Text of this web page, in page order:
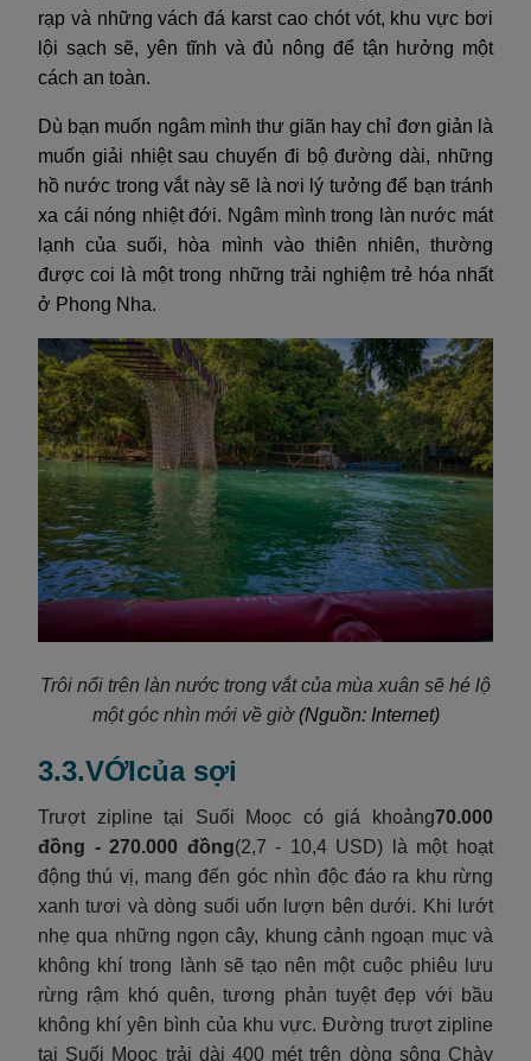
rạp và những vách đá karst cao chót vót, khu vực bơi
lội sạch sẽ, yên tĩnh và đủ nông để tận hưởng một
cách an toàn.
Dù bạn muốn ngâm mình thư giãn hay chỉ đơn giản là
muốn giải nhiệt sau chuyến đi bộ đường dài, những
hồ nước trong vắt này sẽ là nơi lý tưởng để bạn tránh
xa cái nóng nhiệt đới. Ngâm mình trong làn nước mát
lạnh của suối, hòa mình vào thiên nhiên, thường
được coi là một trong những trải nghiệm trẻ hóa nhất
ở Phong Nha.
Trôi nổi trên làn nước trong vắt của mùa xuân sẽ hé lộ
một góc nhìn mới về giờ(Nguồn: Internet)
3.3.VỚIcủa sợi
Trượt zipline tại Suối Moọc có giá khoảng70.000
đồng - 270.000 đồng(2,7 - 10,4 USD) là một hoạt
động thú vị, mang đến góc nhìn độc đáo ra khu rừng
xanh tươi và dòng suối uốn lượn bên dưới. Khi lướt
nhẹ qua những ngọn cây, khung cảnh ngoạn mục và
không khí trong lành sẽ tạo nên một cuộc phiêu lưu
rừng rậm khó quên, tương phản tuyệt đẹp với bầu
không khí yên bình của khu vực. Đường trượt zipline
tại Suối Moọc trải dài 400 mét trên dòng sông Chày